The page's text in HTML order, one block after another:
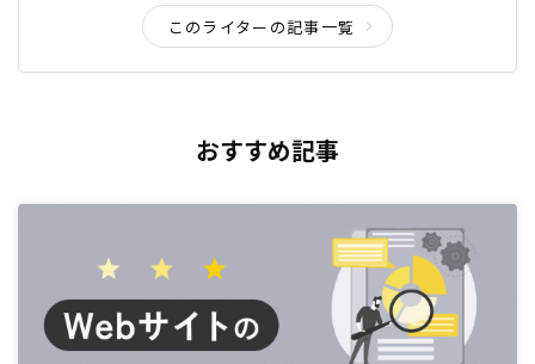
このライターの記事一覧
おすすめ記事